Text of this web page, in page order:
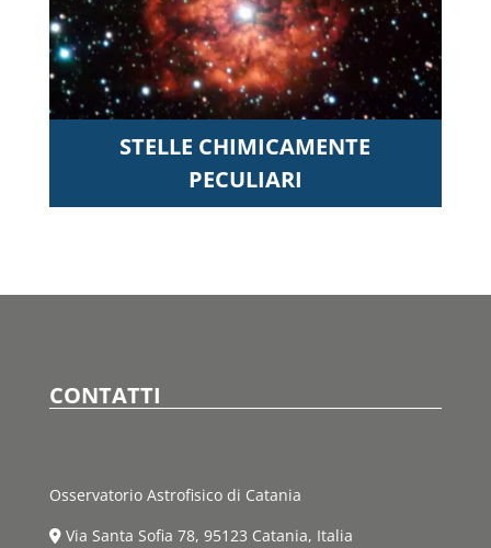
STELLE CHIMICAMENTE
PECULIARI
CONTATTI
Osservatorio Astrofisico di Catania
Via Santa Sofia 78, 95123 Catania, Italia